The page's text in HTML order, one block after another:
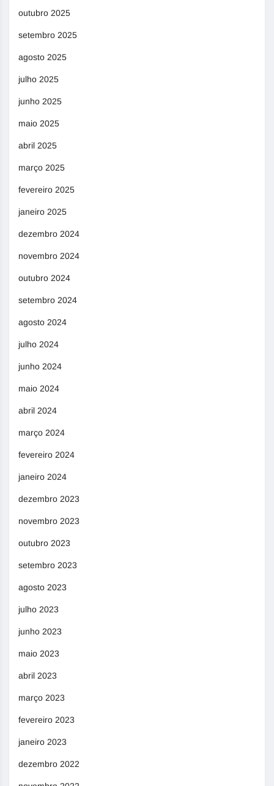
outubro 2025
setembro 2025
agosto 2025
julho 2025
junho 2025
maio 2025
abril 2025
março 2025
fevereiro 2025
janeiro 2025
dezembro 2024
novembro 2024
outubro 2024
setembro 2024
agosto 2024
julho 2024
junho 2024
maio 2024
abril 2024
março 2024
fevereiro 2024
janeiro 2024
dezembro 2023
novembro 2023
outubro 2023
setembro 2023
agosto 2023
julho 2023
junho 2023
maio 2023
abril 2023
março 2023
fevereiro 2023
janeiro 2023
dezembro 2022